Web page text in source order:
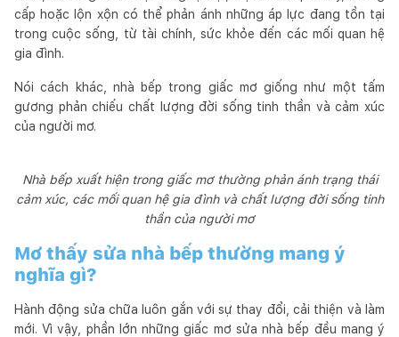
cấp hoặc lộn xộn có thể phản ánh những áp lực đang tồn tại
trong cuộc sống, từ tài chính, sức khỏe đến các mối quan hệ
gia đình.
Nói cách khác, nhà bếp trong giấc mơ giống như một tấm
gương phản chiếu chất lượng đời sống tinh thần và cảm xúc
của người mơ.
Nhà bếp xuất hiện trong giấc mơ thường phản ánh trạng thái
cảm xúc, các mối quan hệ gia đình và chất lượng đời sống tinh
thần của người mơ
Mơ thấy sửa nhà bếp thường mang ý
nghĩa gì?
Hành động sửa chữa luôn gắn với sự thay đổi, cải thiện và làm
mới. Vì vậy, phần lớn những giấc mơ sửa nhà bếp đều mang ý